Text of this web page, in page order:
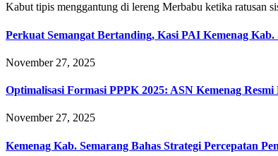
Kabut tipis menggantung di lereng Merbabu ketika ratusan
Perkuat Semangat Bertanding, Kasi PAI Kemenag
November 27, 2025
Optimalisasi Formasi PPPK 2025: ASN Kemenag
November 27, 2025
Kemenag Kab. Semarang Bahas Strategi Percepatan